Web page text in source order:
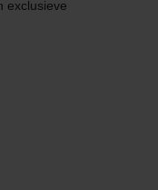
exclusieve